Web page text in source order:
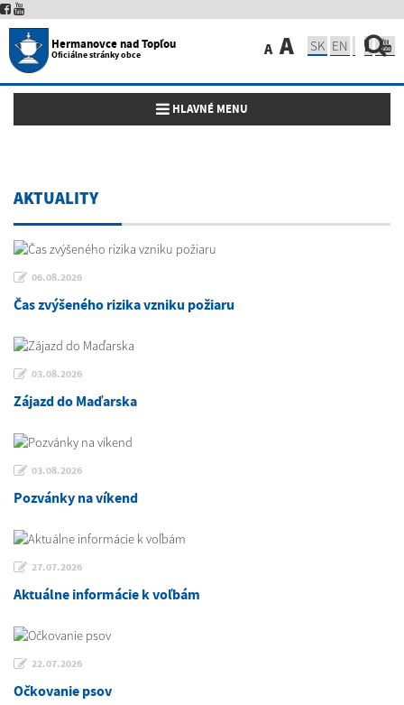
Hermanovce nad Topľou
Oficiálne stránky obce A A SK EN
Toggle navigation
HLAVNÉ MENU
AKTUALITY
06.08.2026
Čas zvýšeného rizika vzniku požiaru
03.08.2026
Zájazd do Maďarska
03.08.2026
Pozvánky na víkend
27.07.2026
Aktuálne informácie k voľbám
22.07.2026
Očkovanie psov